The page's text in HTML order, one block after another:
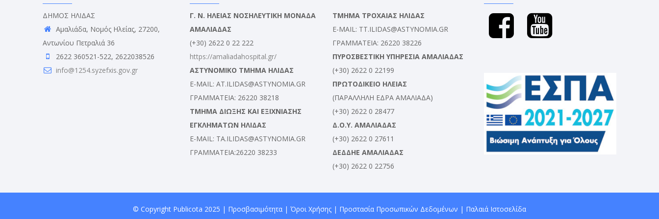
ΔΗΜΟΣ ΗΛΙΔΑΣ
Αμαλιάδα, Νομός Ηλείας, 27200,
Αντωνίου Πετραλιά 36
2622 360521-522, 2622038526
info@1254.syzefxis.gov.gr
Γ. Ν. ΗΛΕΙΑΣ ΝΟΣΗΛΕΥΤΙΚΗ ΜΟΝΑΔΑ
ΑΜΑΛΙΑΔΑΣ
(+30) 2622 0 22 222
https://amaliadahospital.gr/
ΑΣΤΥΝΟΜΙΚΟ ΤΜΗΜΑ ΗΛΙΔΑΣ
E-MAIL: AT.ILIDAS@ASTYNOMIA.GR
ΓΡΑΜΜΑΤΕΙΑ: 26220 38218
ΤΜΗΜΑ ΔΙΩΞΗΣ ΚΑΙ ΕΞΙΧΝΙΑΣΗΣ
ΕΓΚΛΗΜΑΤΩΝ ΗΛΙΔΑΣ
E-MAIL: TA.ILIDAS@ASTYNOMIA.GR
ΓΡΑΜΜΑΤΕΙΑ:26220 38233
ΤΜΗΜΑ ΤΡΟΧΑΙΑΣ ΗΛΙΔΑΣ
E-MAIL: TT.ILIDAS@ASTYNOMIA.GR
ΓΡΑΜΜΑΤΕΙΑ: 26220 38226
ΠΥΡΟΣΒΕΣΤΙΚΗ ΥΠΗΡΕΣΙΑ ΑΜΑΛΙΑΔΑΣ
(+30) 2622 0 22199
ΠΡΩΤΟΔΙΚΕΙΟ ΗΛΕΙΑΣ
(ΠΑΡΑΛΛΗΛΗ ΕΔΡΑ ΑΜΑΛΙΑΔΑ)
(+30) 2622 0 28477
Δ.Ο.Υ. ΑΜΑΛΙΑΔΑΣ
(+30) 2622 0 27611
ΔΕΔΔΗΕ ΑΜΑΛΙΑΔΑΣ
(+30) 2622 0 22756
© Copyright Publicota 2025 | Προσβασιμότητα | Όροι Χρήσης | Προστασία Προσωπικών Δεδομένων | Παλαιά Ιστοσελίδα